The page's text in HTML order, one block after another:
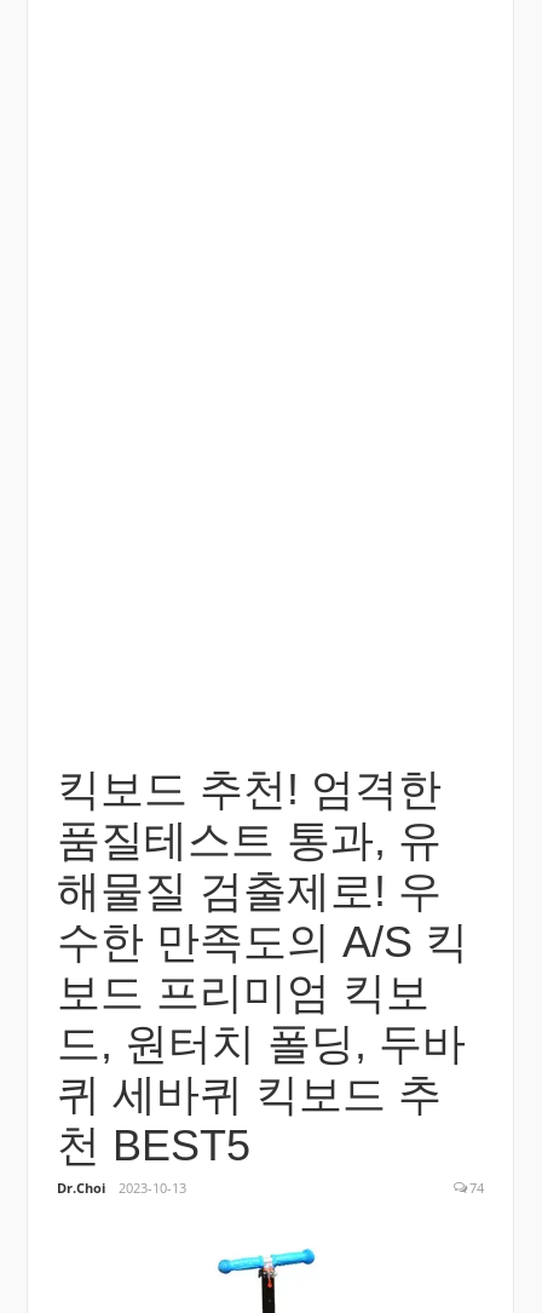
킥보드 추천! 엄격한
품질테스트 통과, 유
해물질 검출제로! 우
수한 만족도의 A/S 킥
보드 프리미엄 킥보
드, 원터치 폴딩, 두바
퀴 세바퀴 킥보드 추
천 BEST5
Dr.Choi 2023-10-13 74